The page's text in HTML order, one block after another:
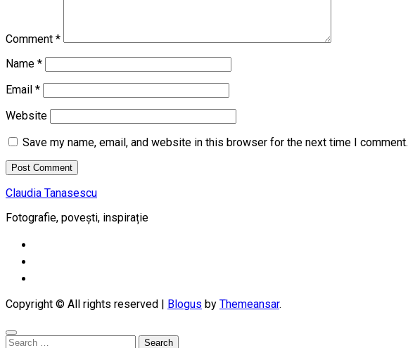
Comment *
Name *
Email *
Website
Save my name, email, and website in this browser for the next time I comment.
Claudia Tanasescu
Fotografie, povești, inspirație
Copyright © All rights reserved Blogus by Themeansar.
Search